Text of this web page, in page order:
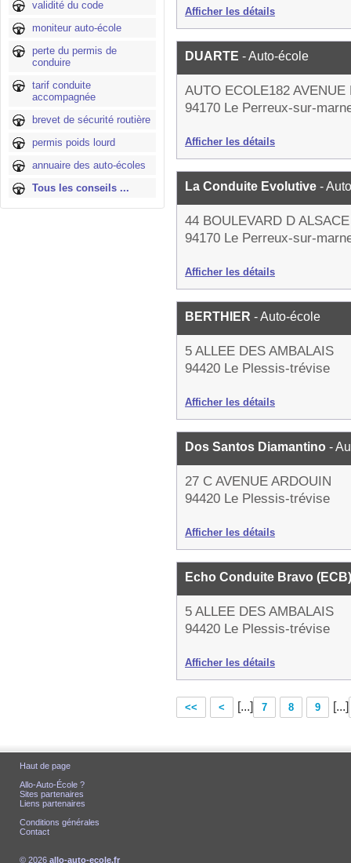
validité du code
moniteur auto-école
perte du permis de
conduire
tarif conduite
accompagnée
brevet de sécurité routière
permis poids lourd
annuaire des auto-écoles
Tous les conseils ...
Afficher les détails
DUARTE - Auto-école
AUTO ECOLE182
94170 Le Perreux-sur-
Afficher les détails
La Conduite Evolutive -
44 BOULEVARD D
94170 Le Perreux-sur-
Afficher les détails
BERTHIER - Auto-école
5 ALLEE DES AMBALAIS
94420 Le Plessis-trévise
Afficher les détails
Dos Santos Diamantino -
27 C AVENUE ARDOUIN
94420 Le Plessis-trévise
Afficher les détails
Echo Conduite Bravo
5 ALLEE DES AMBALAIS
94420 Le Plessis-trévise
Afficher les détails
<< < [...] 7 8 9 [...]
Haut de page
Allo-Auto-École ?
Sites partenaires
Liens partenaires
Conditions générales
Contact
© 2026 allo-auto-ecole.fr